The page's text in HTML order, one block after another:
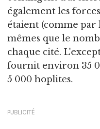
également les
étaient (comme par
mêmes que le
chaque cité.
fournit environ 35
5 000 hoplites.
PUBLICITÉ